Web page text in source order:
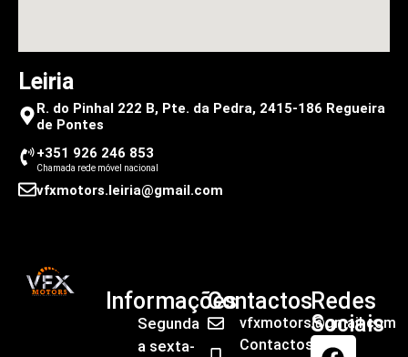
Leiria
R. do Pinhal 222 B, Pte. da Pedra, 2415-186 Regueira
de Pontes
+351 926 246 853
Chamada rede móvel nacional
vfxmotors.leiria@gmail.com
Informações
Segunda
a sexta-
Contactos
vfxmotors@gmail.com
Contactos
Redes
Sociais